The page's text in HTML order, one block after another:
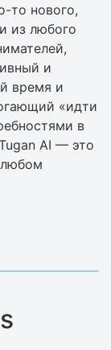
то нового,
из любого
и
время и
«идти
в
AI — это